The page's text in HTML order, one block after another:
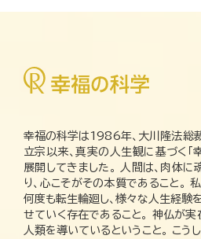
幸福の科学は1986年、大川隆法総
立宗以来、真実の人生観に基づく「
展開してきました。 人間は、肉体
り、心こそがその本質であること。
何度も転生輪廻し、様々な人生経験
せていく存在であること。 神仏が実
人類を導いているということ。 こう